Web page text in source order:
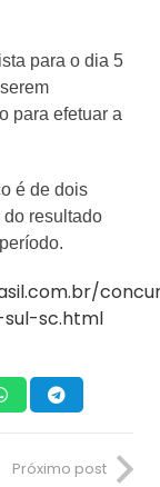
para o dia 5
para efetuar a
é de dois
resultado
sc.html
Próximo post